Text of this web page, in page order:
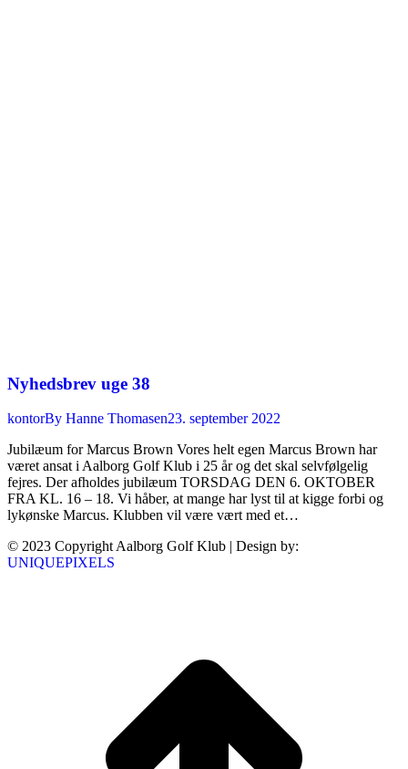
Nyhedsbrev uge 38
kontorBy Hanne Thomasen23. september 2022
Jubilæum for Marcus Brown Vores helt egen Marcus Brown har
været ansat i Aalborg Golf Klub i 25 år og det skal selvfølgelig
fejres. Der afholdes jubilæum TORSDAG DEN 6. OKTOBER
FRA KL. 16 – 18. Vi håber, at mange har lyst til at kigge forbi og
lykønske Marcus. Klubben vil være vært med et…
© 2023 Copyright Aalborg Golf Klub | Design by:
UNIQUEPIXELS